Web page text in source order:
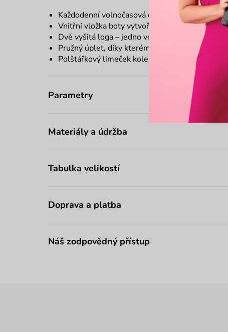
Každodenní volnočasová obuv bez šněrování
Vnitřní vložka boty vytvořena pomocí AI
Dvě vyšitá loga – jedno velké v lince na
Pružný úplet, díky kterému boty pěkně drží na
Polštářkový límeček kolem paty zaručí pohodlí
Parametry
Materiály a údržba
Tabulka velikostí
Doprava a platba
Náš zodpovědný přístup